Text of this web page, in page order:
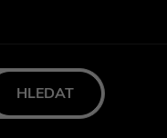
osobních údajů a cookies
HLEDAT